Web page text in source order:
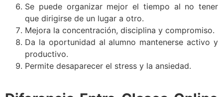
Se puede organizar mejor el tiempo al no tener
que dirigirse de un lugar a otro.
Mejora la concentración, disciplina y compromiso.
Da la oportunidad al alumno mantenerse activo y
productivo.
Permite desaparecer el stress y la ansiedad.